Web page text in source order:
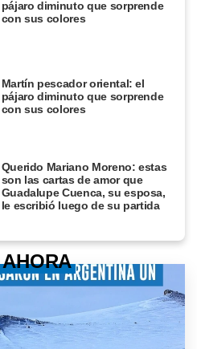
pájaro diminuto que sorprende
con sus colores
Martín pescador oriental: el
pájaro diminuto que sorprende
con sus colores
Querido Mariano Moreno: estas
son las cartas de amor que
Guadalupe Cuenca, su esposa,
le escribió luego de su partida